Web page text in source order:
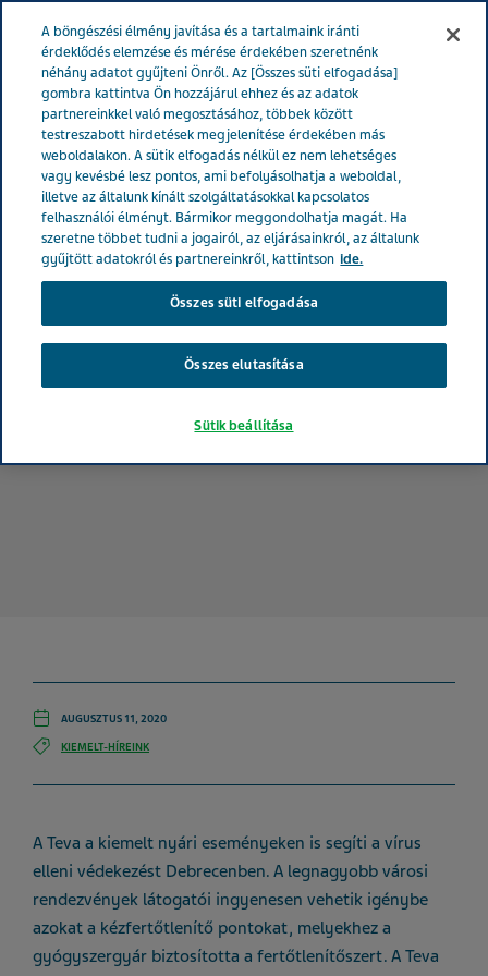
Magyarország Hírek és média Latest news
Teva kézfertőtlenítő helyeket!
Keresd a Teva
kézfertőtlenítő pontokat!
AUGUSZTUS 11, 2020
KIEMELT-HÍREINK
A Teva a kiemelt nyári eseményeken is segíti a vírus
elleni védekezést Debrecenben. A legnagyobb városi
rendezvények látogatói ingyenesen vehetik igénybe
azokat a kézfertőtlenítő pontokat, melyekhez a
gyógyszergyár biztosította a fertőtlenítőszert. A Teva
A böngészési élmény javítása és a tartalmaink iránti
érdeklődés elemzése és mérése érdekében szeretnénk
néhány adatot gyűjteni Önről. Az [Összes süti elfogadása]
gombra kattintva Ön hozzájárul ehhez és az adatok
partnereinkkel való megosztásához, többek között
testreszabott hirdetések megjelenítése érdekében más
weboldalakon. A sütik elfogadás nélkül ez nem lehetséges
vagy kevésbé lesz pontos, ami befolyásolhatja a weboldal,
illetve az általunk kínált szolgáltatásokkal kapcsolatos
felhasználói élményt. Bármikor meggondolhatja magát. Ha
szeretne többet tudni a jogairól, az eljárásainkról, az általunk
gyűjtött adatokról és partnereinkről, kattintson ide.
Összes süti elfogadása
Összes elutasítása
Sütik beállítása